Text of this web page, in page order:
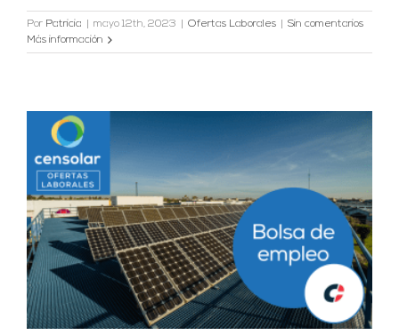
Por Patricia mayo 12th, 2023 Ofertas Laborales
Sin comentarios
Más información